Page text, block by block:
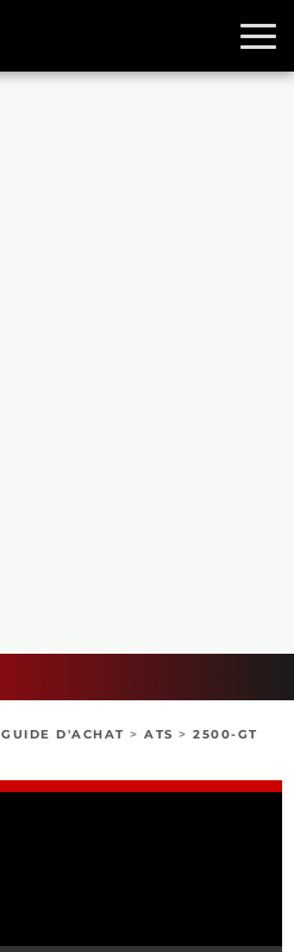
GUIDE D'ACHAT > ATS > 2500-GT